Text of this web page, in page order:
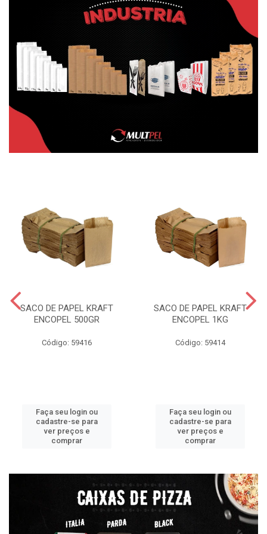
SACO DE PAPEL KRAFT
ENCOPEL 500GR
Código: 59416
Faça seu login ou
cadastre-se para
ver preços e
comprar
SACO DE PAPEL KRAFT
ENCOPEL 1KG
Código: 59414
Faça seu login ou
cadastre-se para
ver preços e
comprar